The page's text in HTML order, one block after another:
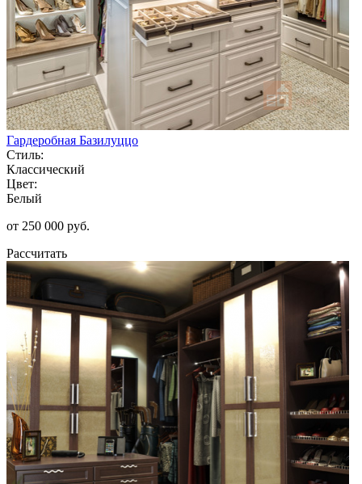
Гардеробная Базилуццо
Стиль:
Классический
Цвет:
Белый
от 250 000 руб.
Рассчитать